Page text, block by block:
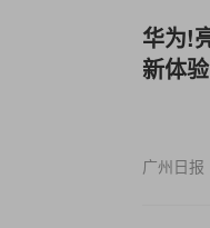
华为!
新体验
广州日报